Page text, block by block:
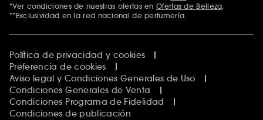
*Ver condiciones de nuestras ofertas en Ofertas de Belleza.
**Exclusividad en la red nacional de perfumería.
Política de privacidad y cookies
Preferencia de cookies
Aviso legal y Condiciones Generales de Uso
Condiciones Generales de Venta
Condiciones Programa de Fidelidad
Condiciones de publicación